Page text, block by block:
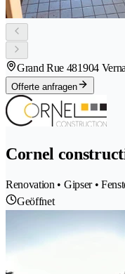
Grand Rue 481904
Offerte anfragen
Cornel
Renovation • Gipser •
Geöffnet